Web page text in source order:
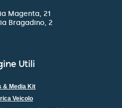
Magenta, 21
Bragadino, 2
Utili
& Media Kit
Veicolo